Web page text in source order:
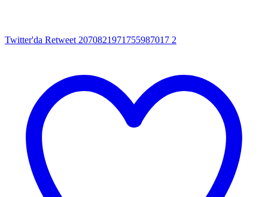
Twitter'da Retweet 2070821971755987017 2